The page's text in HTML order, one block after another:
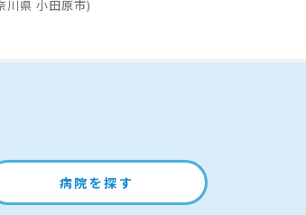
川県 小田原市)
病院を探す